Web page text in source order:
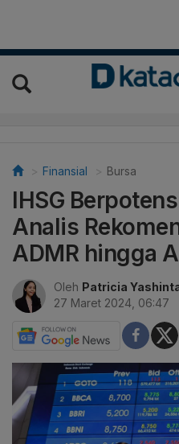
Finansial Bursa
IHSG
Analis
ADMR hingga
Oleh Patricia
27 Maret 2024, 06:47